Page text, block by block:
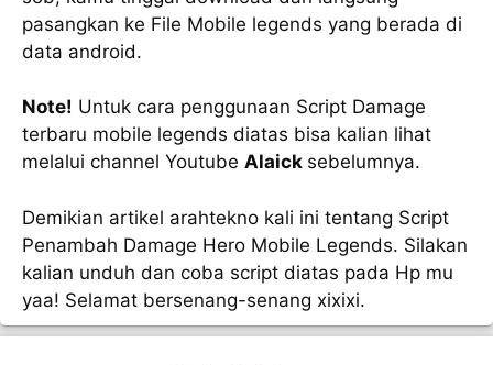
pasangkan ke File Mobile legends yang berada di
data android.
Note! Untuk cara penggunaan Script Damage
terbaru mobile legends diatas bisa kalian lihat
melalui channel Youtube Alaick sebelumnya.
Demikian artikel arahtekno kali ini tentang Script
Penambah Damage Hero Mobile Legends. Silakan
kalian unduh dan coba script diatas pada Hp mu
yaa! Selamat bersenang-senang xixixi.